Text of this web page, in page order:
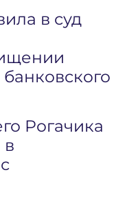
в суд
Рогачика
в